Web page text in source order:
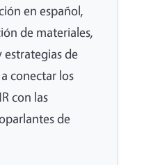
en español,
de materiales,
estrategias de
conectar los
con las
de